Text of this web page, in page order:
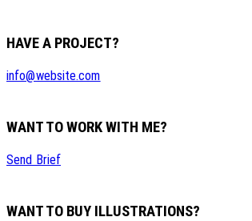
HAVE A PROJECT?
info@website.com
WANT TO WORK WITH ME?
Send Brief
WANT TO BUY ILLUSTRATIONS?